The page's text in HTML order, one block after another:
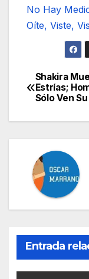
No Hay
Oíte, Viste,
de
Shakira
Estrías;
Sólo Ven
Entrada